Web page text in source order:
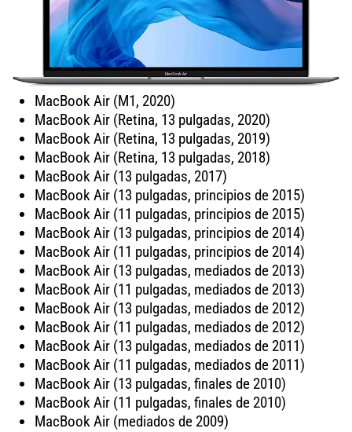
MacBook Air (M1, 2020)
MacBook Air (Retina, 13 pulgadas, 2020)
MacBook Air (Retina, 13 pulgadas, 2019)
MacBook Air (Retina, 13 pulgadas, 2018)
MacBook Air (13 pulgadas, 2017)
MacBook Air (13 pulgadas, principios de 2015)
MacBook Air (11 pulgadas, principios de 2015)
MacBook Air (13 pulgadas, principios de 2014)
MacBook Air (11 pulgadas, principios de 2014)
MacBook Air (13 pulgadas, mediados de 2013)
MacBook Air (11 pulgadas, mediados de 2013)
MacBook Air (13 pulgadas, mediados de 2012)
MacBook Air (11 pulgadas, mediados de 2012)
MacBook Air (13 pulgadas, mediados de 2011)
MacBook Air (11 pulgadas, mediados de 2011)
MacBook Air (13 pulgadas, finales de 2010)
MacBook Air (11 pulgadas, finales de 2010)
MacBook Air (mediados de 2009)